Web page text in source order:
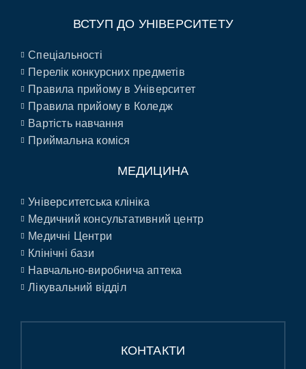
ВСТУП ДО УНІВЕРСИТЕТУ
Спеціальності
Перелік конкурсних предметів
Правила прийому в Університет
Правила прийому в Коледж
Вартість навчання
Приймальна коміся
МЕДИЦИНА
Університетська клініка
Медичний консультативний центр
Медичні Центри
Клінічні бази
Навчально-виробнича аптека
Лікувальний відділ
КОНТАКТИ